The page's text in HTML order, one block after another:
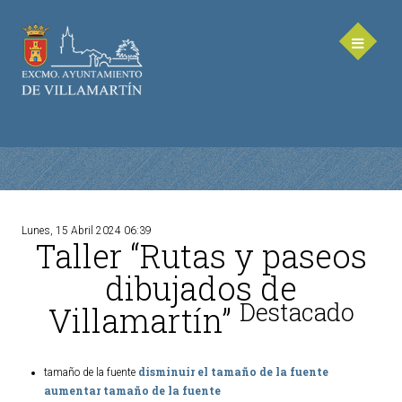
AYUNTAMIENTO
Saluda de la Alcaldesa
Equipo de Gobierno
Delegaciones Municipales
Teléfonos de contacto
Lunes, 15 Abril 2024 06:39
Taller “Rutas y paseos
dibujados de
Villamartín” Destacado
tamaño de la fuente disminuir el tamaño de la fuente
aumentar tamaño de la fuente